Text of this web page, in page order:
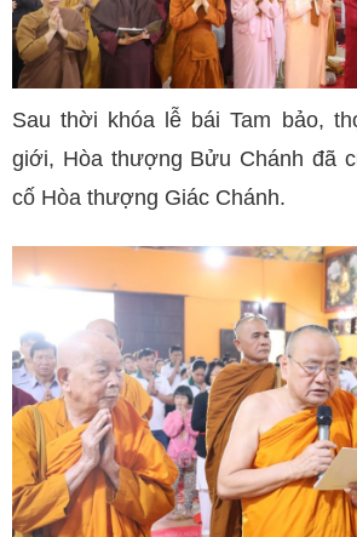
Sau thời khóa lễ bái Tam bảo,
giới, Hòa thượng Bửu Chánh đã
cố Hòa thượng Giác Chánh.